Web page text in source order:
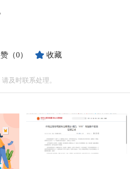
（0） 收藏
及时联系处理。